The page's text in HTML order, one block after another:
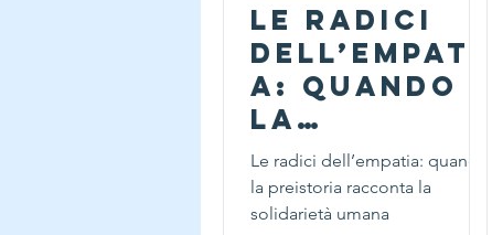
Le radici
dell’empati
a: quando
la
preistoria
racconta
la
Le radici dell’empatia: quando
la preistoria racconta la
solidarietà umana